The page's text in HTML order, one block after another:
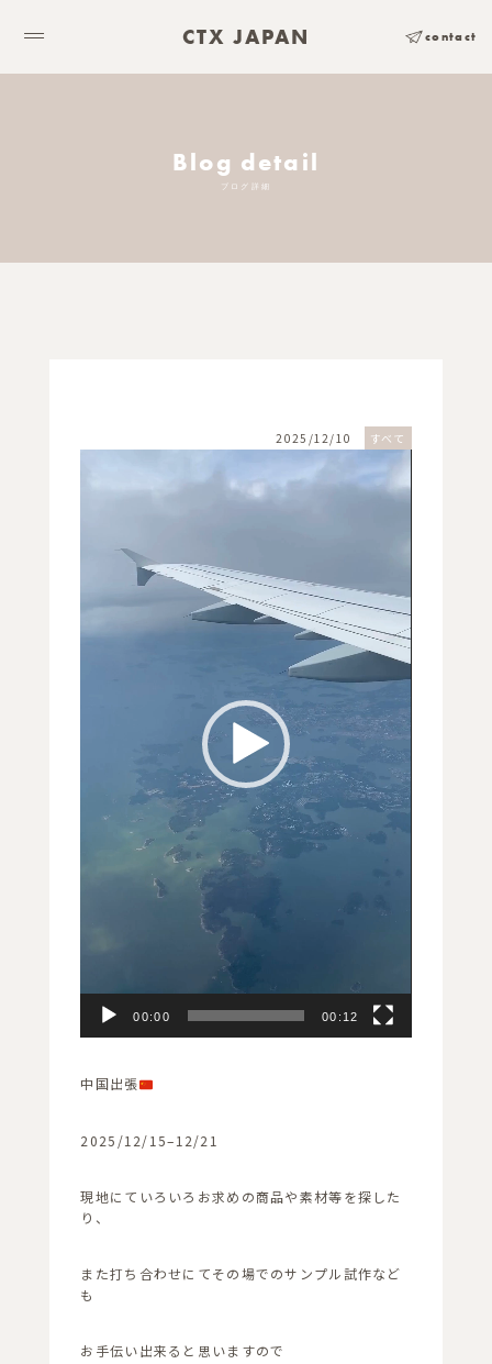
CTX JAPAN contact
Blog detail
ブログ詳細
2025/12/10 すべて
動
プ
00:00 00:12
中国出張
2025/12/15–12/21
現地にていろいろお求めの商品や素材等を探した
り、
また打ち合わせにてその場でのサンプル試作など
も
お手伝い出来ると思いますので